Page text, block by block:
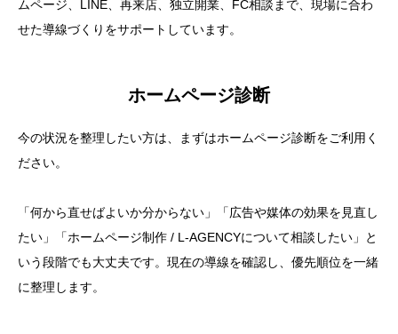
ムページ、LINE、再来店、独立開業、FC相談まで、現場に合わ
せた導線づくりをサポートしています。
ホームページ診断
今の状況を整理したい方は、まずはホームページ診断をご利用く
ださい。
「何から直せばよいか分からない」「広告や媒体の効果を見直し
たい」「ホームページ制作 / L-AGENCYについて相談したい」と
いう段階でも大丈夫です。現在の導線を確認し、優先順位を一緒
に整理します。